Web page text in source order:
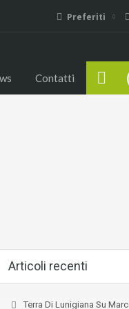
Preferiti
Contatti
Articoli recenti
Terra Di Lunigiana Su